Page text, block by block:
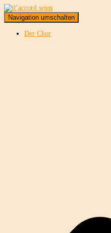
Navigation umschalten
Der Chor